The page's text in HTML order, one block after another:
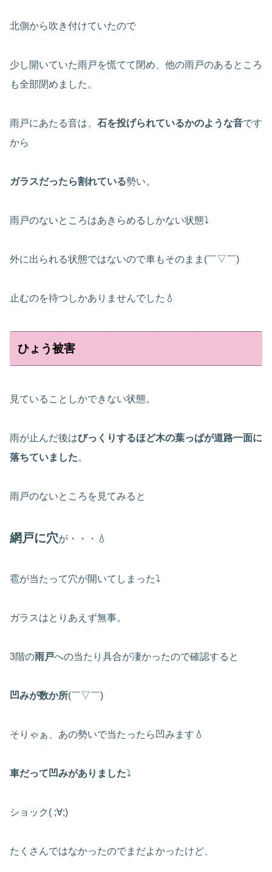
北側から吹き付けていたので
少し開いていた雨戸を慌てて閉め、他の雨戸のあるところ
も全部閉めました。
雨戸にあたる音は、 石を投げられているかのような音です
から
ガラスだったら割れている勢い。
雨戸のないところはあきらめるしかない状態⤵
外に出られる状態ではないので車もそのまま(￣▽￣)
止むのを待つしかありませんでした💧
ひょう被害
見ていることしかできない状態。
雨が止んだ後はびっくりするほど木の葉っぱが道路一面に
落ちていました。
雨戸のないところを見てみると
網戸に穴が・・・💧
雹が当たって穴が開いてしまった⤵
ガラスはとりあえず無事。
3階の雨戸への当たり具合が凄かったので確認すると
凹みが数か所(￣▽￣)
そりゃぁ、あの勢いで当たったら凹みます💧
車だって凹みがありました⤵
ショック( ;∀;)
たくさんではなかったのでまだよかったけど、